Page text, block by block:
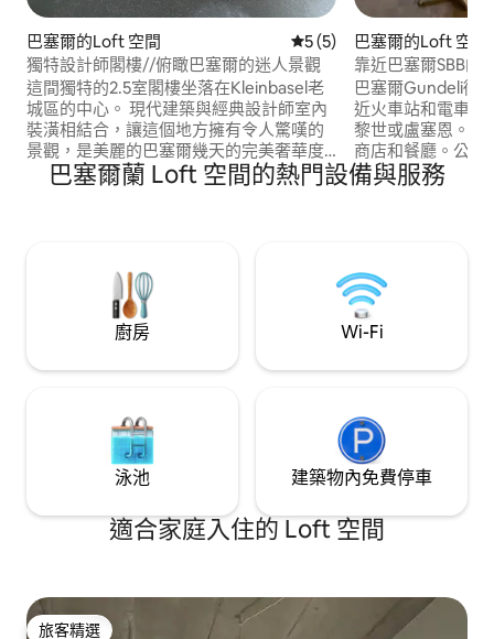
巴塞爾的Loft 空間 從 5 則評價中獲得 5 的平
5 (5)
獨特設計師閣樓//俯瞰巴塞爾的迷人景觀
這間獨特的2.5室閣樓坐落在Kleinbasel老
城區的中心。 現代建築與經典設計師室內
裝潢相結合，讓這個地方擁有令人驚嘆的
景觀，是美麗的巴塞爾幾天的完美奢華度
假勝地。 閣樓位於Wettstein區的中心，
位於許多咖啡館、餐廳和購物機會的中
巴塞爾的Loft 空間
靠近巴塞爾SBB的
巴塞爾Gundeli街
近火車站和電車站
黎世或盧塞恩。這
商店和餐廳。公寓
短期住宿和輕旅客
物品 –儲存空間很
巴塞爾蘭 Loft 空間的熱門設備與服務
廚房 Wi-Fi
泳池 建築物內免費停車
適合家庭入住的 Loft 空間
旅客精選